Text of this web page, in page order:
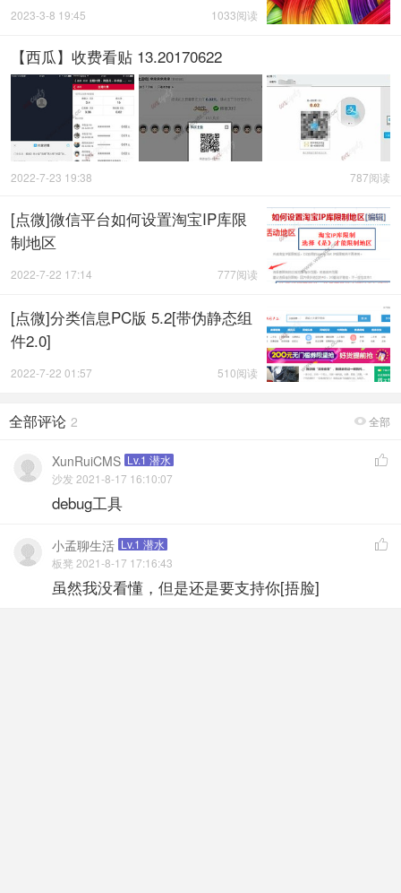
1033阅读
2023-3-8 19:45
【西瓜】收费看贴 13.20170622
787阅读
2022-7-23 19:38
[点微]微信平台如何设置淘宝IP库限
制地区
777阅读
2022-7-22 17:14
[点微]分类信息PC版 5.2[带伪静态组
件2.0]
510阅读
2022-7-22 01:57
 全部
全部评论 2

XunRuiCMS Lv.1 潜水
沙发 2021-8-17 16:10:07
debug工具

小孟聊生活 Lv.1 潜水
板凳 2021-8-17 17:16:43
虽然我没看懂，但是还是要支持你[捂脸]